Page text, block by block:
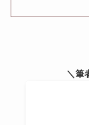
＼筆